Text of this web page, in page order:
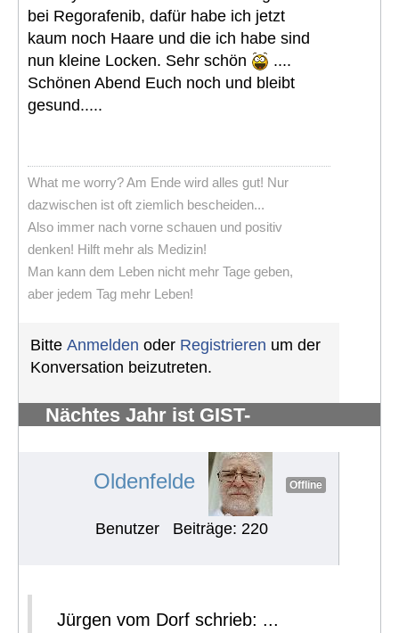
bei Regorafenib, dafür habe ich jetzt
kaum noch Haare und die ich habe sind
nun kleine Locken. Sehr schön
....
Schönen Abend Euch noch und bleibt
gesund.....
What me worry? Am Ende wird alles gut! Nur
dazwischen ist oft ziemlich bescheiden...
Also immer nach vorne schauen und positiv
denken! Hilft mehr als Medizin!
Man kann dem Leben nicht mehr Tage geben,
aber jedem Tag mehr Leben!
Bitte Anmelden oder Registrieren um der
Konversation beizutreten.
Nächtes Jahr ist GIST-
Oldenfelde Offline
Benutzer Beiträge: 220
Jürgen vom Dorf schrieb: ...